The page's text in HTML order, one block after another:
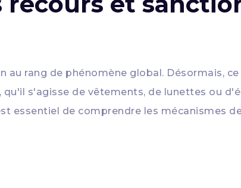
rang de phénomène global. Désormais,
s'agisse de vêtements, de lunettes ou
essentiel de comprendre les mécanismes